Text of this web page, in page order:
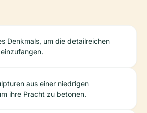
Denkmals, um die detailreichen
aus einer niedrigen
ihre Pracht zu betonen.